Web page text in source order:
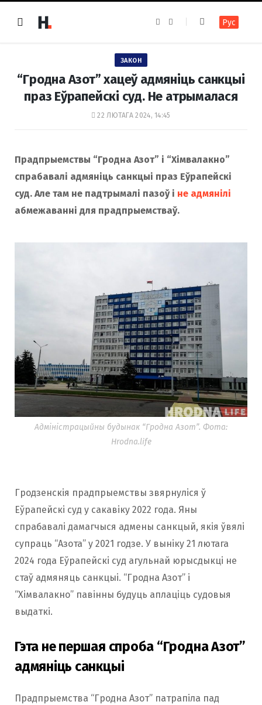
e
k
t
a
m
Рус
ЗАКОН
“Гродна Азот” хацеў адмяніць санкцыі
праз Еўрапейскі суд. Не атрымалася
22 ЛЮТАГА 2024, 14:45
Прадпрыемствы “Гродна Азот” і “Хімвалакно”
спрабавалі адмяніць санкцыі праз Еўрапейскі
суд. Але там не падтрымалі пазоў і не адмянілі
абмежаванні для прадпрыемстваў.
Адміністрацыйны будынак “Гродна Азот”. Фота:
Hrodna.life
Гродзенскія прадпрыемствы звярнуліся ў
Еўрапейскі суд у сакавіку 2022 года. Яны
спрабавалі дамагчыся адмены санкцый, якія ўвялі
супраць “Азота” у 2021 годзе. У выніку 21 лютага
2024 года Еўрапейскі суд агульнай юрысдыкці не
стаў адмяняць санкцыі. “Гродна Азот” і
“Хімвалакно” павінны будуць аплаціць судовыя
выдаткі.
Гэта не першая спроба “Гродна Азот”
адмяніць санкцыі
Прадпрыемства “Гродна Азот” патрапіла пад